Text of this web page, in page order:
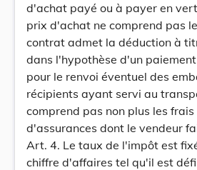
d'achat payé ou à payer en
prix d'achat ne comprend pas
contrat admet la déduction à
dans l'hypothèse d'un
pour le renvoi éventuel des
récipients ayant servi au
comprend pas non plus les
d'assurances dont le vendeur
Art. 4. Le taux de l'impôt est
chiffre d'affaires tel qu'il est